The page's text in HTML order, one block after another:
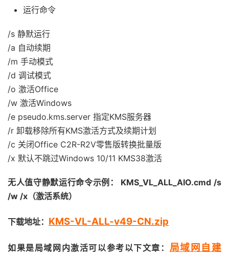
运行命令
/s 静默运行
/a 自动续期
/m 手动模式
/d 调试模式
/o 激活Office
/w 激活Windows
/e pseudo.kms.server 指定KMS服务器
/r 卸载移除所有KMS激活方式及续期计划
/c 关闭Office C2R-R2V零售版转换批量版
/x 默认不跳过Windows 10/11 KMS38激活
无人值守静默运行命令示例： KMS_VL_ALL_AIO.cmd /s
/w /x（激活系统）
下载地址： KMS-VL-ALL-v49-CN.zip
如果是局域网内激活可以参考以下文章： 局域网自建